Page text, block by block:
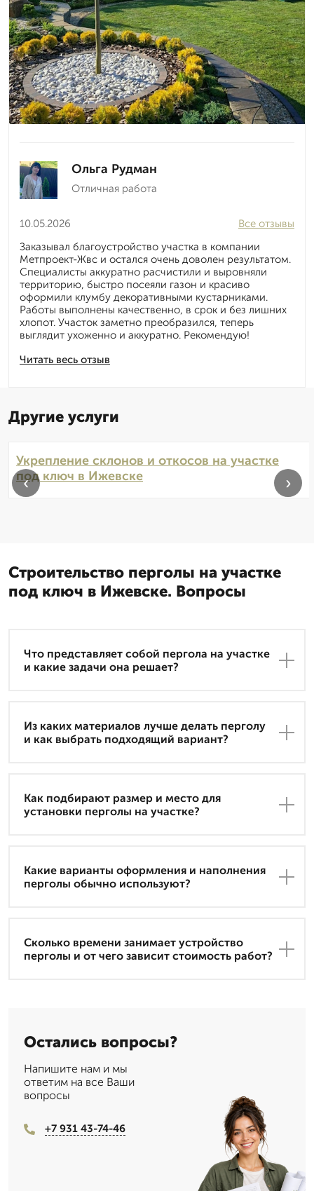
Ольга Рудман
Отличная работа
10.05.2026
Читать весь отзыв
Все отзывы
Заказывал благоустройство участка в компании
Метпроект-Жвс и остался очень доволен результатом.
Специалисты аккуратно расчистили и выровняли
территорию, быстро посеяли газон и красиво
оформили клумбу декоративными кустарниками.
Работы выполнены качественно, в срок и без лишних
хлопот. Участок заметно преобразился, теперь
выглядит ухоженно и аккуратно. Рекомендую!
Другие услуги
Укрепление склонов и откосов на участке
под ключ в Ижевске
‹ ›
Строительство перголы на участке
под ключ в Ижевске. Вопросы
Что представляет собой пергола на участке
и какие задачи она решает?
Из каких материалов лучше делать перголу
и как выбрать подходящий вариант?
Как подбирают размер и место для
установки перголы на участке?
Какие варианты оформления и наполнения
перголы обычно используют?
Сколько времени занимает устройство
перголы и от чего зависит стоимость работ?
Остались вопросы?
Напишите нам и мы
ответим на все Ваши
вопросы
+7 931 43-74-46